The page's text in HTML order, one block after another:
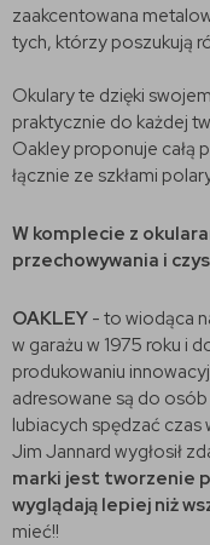
zaakcentowana
tych, którzy poszukują
Okulary te dzięki
praktycznie do każdej
Oakley proponuje całą
łącznie ze szkłami
W komplecie z
przechowywania i
OAKLEY - to wiodąca
w garażu w 1975 roku i
produkowaniu
adresowane są do
lubiacych spędzać czas
Jim Jannard wygłosił
marki jest tworzenie
wyglądają lepiej niż
mieć!!